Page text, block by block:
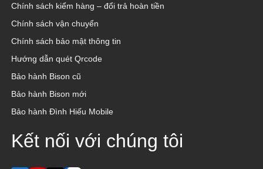
Chính sách kiểm hàng – đổi trả hoàn tiền
Chính sách vận chuyển
Chính sách bảo mật thông tin
Hướng dẫn quét Qrcode
Bảo hành Bison cũ
Bảo hành Bison mới
Bảo hành Đình Hiếu Mobile
Kết nối với chúng tôi